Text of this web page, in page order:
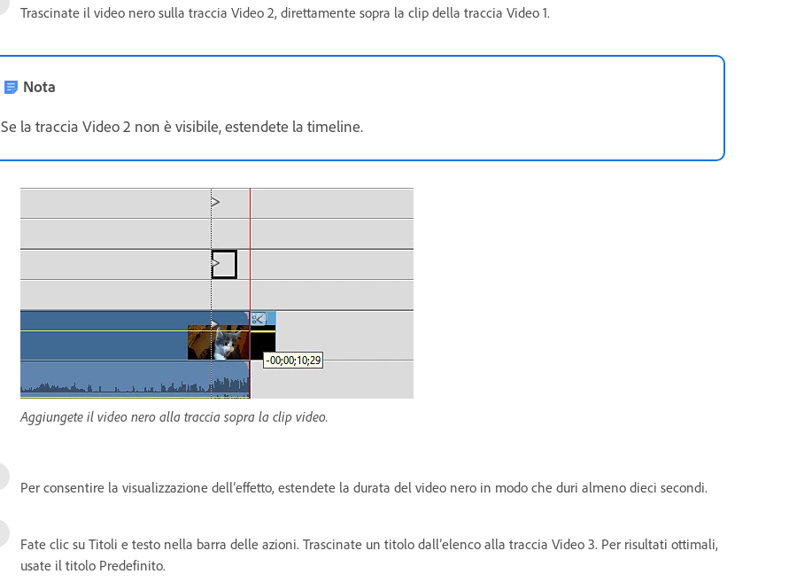
Trascinate il video nero sulla traccia Video 2, direttamente sopra la clip della traccia Video 1.
Nota
Se la traccia Video 2 non è visibile, estendete la timeline.
Aggiungete il video nero alla traccia sopra la clip video.
Per consentire la visualizzazione dell’effetto, estendete la durata del video nero in modo che duri almeno dieci secondi.
Fate clic su Titoli e testo nella barra delle azioni. Trascinate un titolo dall’elenco alla traccia Video 3. Per risultati ottimali,
usate il titolo Predefinito.